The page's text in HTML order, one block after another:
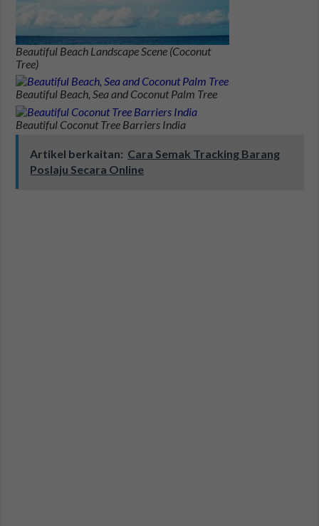
Beautiful Beach Landscape Scene (Coconut
Tree)
Beautiful Beach, Sea and Coconut Palm Tree
Beautiful Coconut Tree Barriers India
Artikel berkaitan: Cara Semak Tracking Barang
Poslaju Secara Online